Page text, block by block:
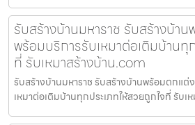
รับสร้างบ้านมหาราช รับสร้างบ้า
พร้อมบริการรับเหมาต่อเติมบ้านทุ
ที่ รับเหมาสร้างบ้าน.com
รับสร้างบ้านมหาราช รับสร้างบ้านพร้อมตกแต่
เหมาต่อเติมบ้านทุกประเภทให้สวยถูกใจที่ รับเ